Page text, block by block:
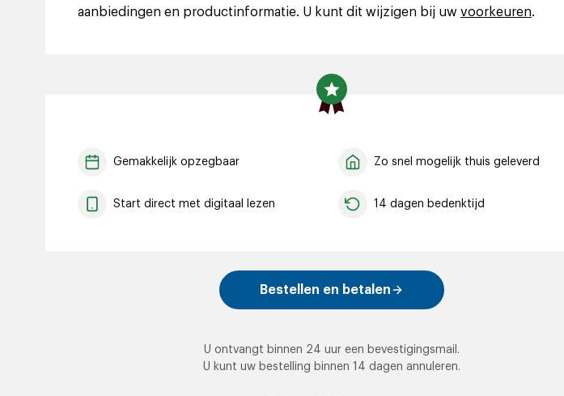
aanbiedingen en productinformatie. U kunt dit wijzigen bij uw voorkeuren.
Gemakkelijk opzegbaar Zo snel mogelijk thuis geleverd
Start direct met digitaal lezen 14 dagen bedenktijd
Bestellen en betalen
U ontvangt binnen 24 uur een bevestigingsmail.
U kunt uw bestelling binnen 14 dagen annuleren.